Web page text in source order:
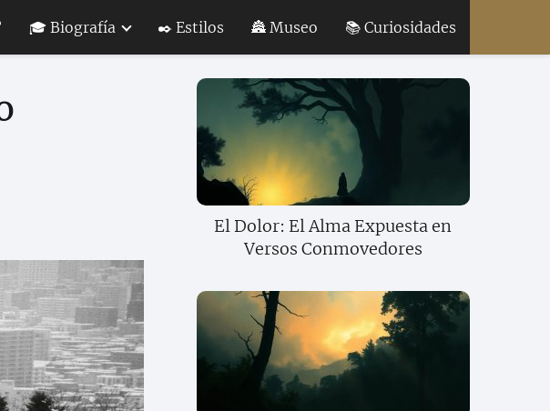
🎓 Biografía ✒️ Estilos 🏯 Museo 📚 Curiosidades
El Dolor: El Alma Expuesta en
Versos Conmovedores